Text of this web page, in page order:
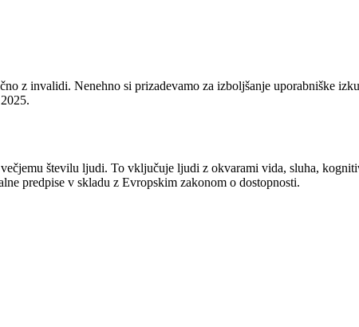
z invalidi. Nenehno si prizadevamo za izboljšanje uporabniške
številu ljudi. To vključuje ljudi z okvarami vida, sluha,
predpise v skladu z Evropskim zakonom o dostopnosti.